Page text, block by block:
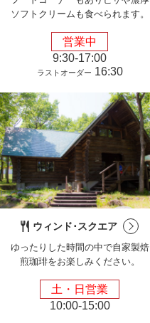
ソフトクリームも食べられます。
営業中
9:30-17:00
ラストオーダー 16:30
ウィンド･スクエア
ゆったりした時間の中で自家製焙
煎珈琲をお楽しみください。
土・日営業
10:00-15:00